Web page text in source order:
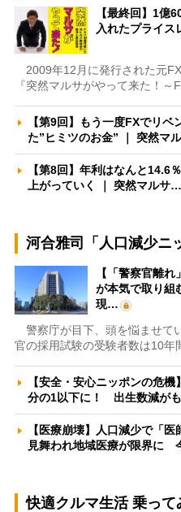
【最終回】1億
入れたプライ
2009年12月に発行された元
『突然マルサがやって来た！～
【第9回】もう一度FXでリ
た”ヒミツのお金” ｜ 突然マ
【第8回】年利はなんと
上がっていく ｜ 突然マルサ…
河合雅司「人口減少ニ
【「警察官離
が本気で取り
現…
警察庁が目下、頭を悩ませて
官の採用試験の受験者数は10年
【安全・安心ニッポンの危
分の1以下に！ 出生数減が
【医療崩壊】人口減少で「
見舞われ地域医療が限界に
快適クルマ生活 乗って